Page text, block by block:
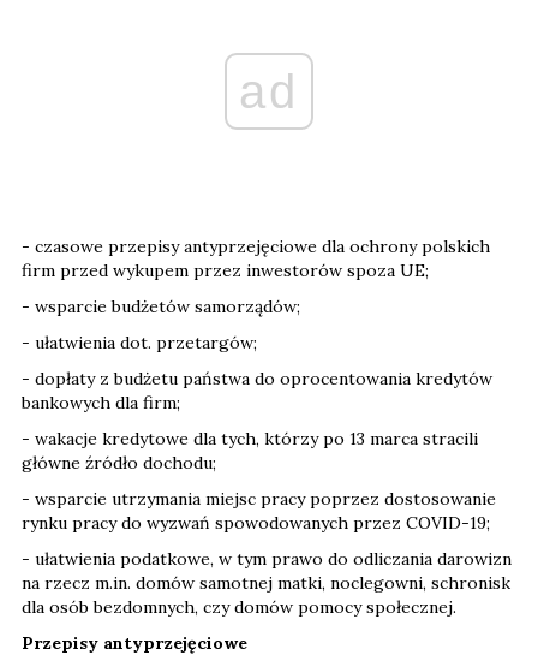
ad
- czasowe przepisy antyprzejęciowe dla ochrony polskich
firm przed wykupem przez inwestorów spoza UE;
- wsparcie budżetów samorządów;
- ułatwienia dot. przetargów;
- dopłaty z budżetu państwa do oprocentowania kredytów
bankowych dla firm;
- wakacje kredytowe dla tych, którzy po 13 marca stracili
główne źródło dochodu;
- wsparcie utrzymania miejsc pracy poprzez dostosowanie
rynku pracy do wyzwań spowodowanych przez COVID-19;
- ułatwienia podatkowe, w tym prawo do odliczania darowizn
na rzecz m.in. domów samotnej matki, noclegowni, schronisk
dla osób bezdomnych, czy domów pomocy społecznej.
Przepisy antyprzejęciowe